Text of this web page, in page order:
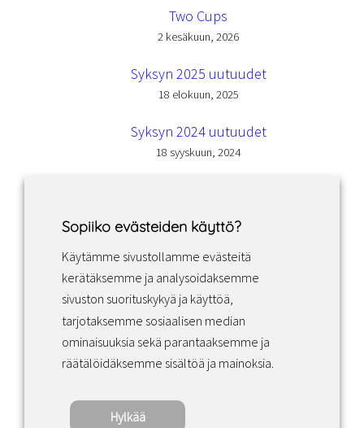
Two Cups
2 kesäkuun, 2026
Syksyn 2025 uutuudet
18 elokuun, 2025
Syksyn 2024 uutuudet
18 syyskuun, 2024
Facebook Instagram LinkedIn
Sopimusehdot
Sopiiko evästeiden käyttö?
Käytämme sivustollamme evästeitä
kerätäksemme ja analysoidaksemme
sivuston suorituskykyä ja käyttöä,
tarjotaksemme sosiaalisen median
ominaisuuksia sekä parantaaksemme ja
räätälöidäksemme sisältöä ja mainoksia.
Hylkää